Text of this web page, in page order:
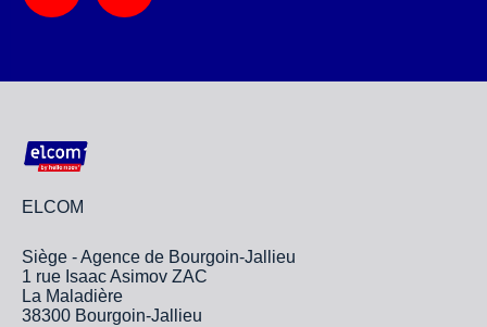
ELCOM
Siège - Agence de Bourgoin-Jallieu
1 rue Isaac Asimov ZAC
La Maladière
38300 Bourgoin-Jallieu